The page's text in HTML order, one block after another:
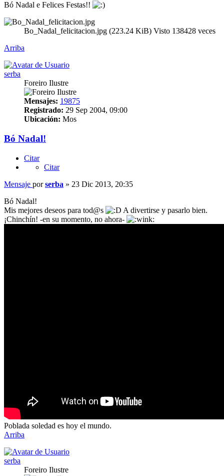
Bó Nadal e Felices Festas!!
Bo_Nadal_felicitacion.jpg (223.24 KiB) Visto 138428 veces
Arriba
serba
Foreiro Ilustre
Mensajes: 19875
Registrado: 29 Sep 2004, 09:00
Ubicación: Mos
Bó Nadal!
Citar
Citar
Mensaje porserba » 23 Dic 2013, 20:35
Bó Nadal!
Mis mejores deseos para tod@s
A divertirse y pasarlo bien.
¡Chinchín! -en su momento, no ahora-
Poblada soledad es hoy el mundo.
Arriba
serba
Foreiro Ilustre